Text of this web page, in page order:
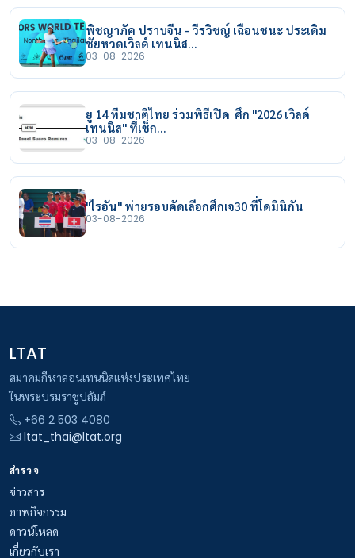
พิชญาภัค ปราบจีน - วีรวิชญ์ เฉือนชนะ ประเดิม
ชัยหวดเวิลด์ เทนนิส…
03-08-2026
ยู 14 ทีมชาติไทย ร่วมพิธีเปิด ศึก "2026 เวิลด์
เทนนิส" ที่เช็ก…
03-08-2026
"ไรอัน" พ่ายรอบคัดเลือกศึกเจ30 ที่โดมินิกัน
03-08-2026
LTAT
สมาคมกีฬาลอนเทนนิสแห่งประเทศไทย
ในพระบรมราชูปถัมภ์
+66 2 503 4080
ltat_thai@ltat.org
สำรวจ
ข่าวสาร
ภาพกิจกรรม
ดาวน์โหลด
เกี่ยวกับเรา